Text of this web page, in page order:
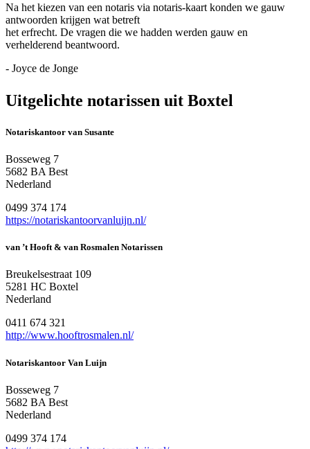
Na het kiezen van een notaris via notaris-kaart konden we gauw
antwoorden krijgen wat betreft
het erfrecht. De vragen die we hadden werden gauw en
verhelderend beantwoord.
- Joyce de Jonge
Uitgelichte notarissen uit Boxtel
Notariskantoor van Susante
Bosseweg 7
5682 BA Best
Nederland
0499 374 174
https://notariskantoorvanluijn.nl/
van ’t Hooft & van Rosmalen Notarissen
Breukelsestraat 109
5281 HC Boxtel
Nederland
0411 674 321
http://www.hooftrosmalen.nl/
Notariskantoor Van Luijn
Bosseweg 7
5682 BA Best
Nederland
0499 374 174